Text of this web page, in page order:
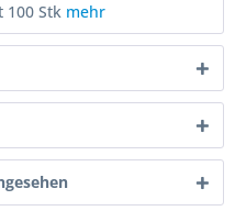
100 Stk mehr